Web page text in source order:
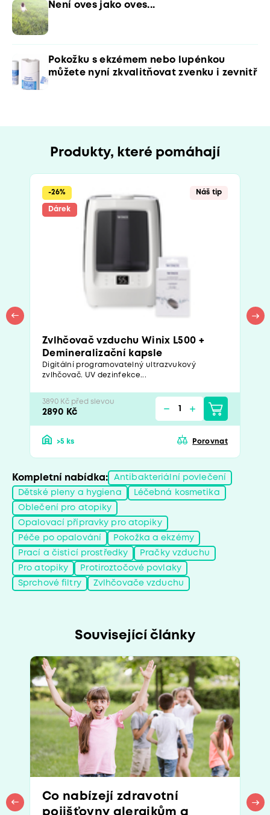
Není oves jako oves...
Pokožku s ekzémem nebo lupénkou
můžete nyní zkvalitňovat zvenku i zevnitř
Produkty, které pomáhají
Dárek
-26% Náš tip
Zvlhčovač vzduchu Winix L500 +
Demineralizační kapsle
Digitální programovatelný ultrazvukový
zvlhčovač. UV dezinfekce...
3890 Kč před slevou
2890 Kč
>5 ks Porovnat
Kompletní nabídka: Antibakteriální povlečení
Dětské pleny a hygiena Léčebná kosmetika
Oblečení pro atopiky
Opalovací přípravky pro atopiky
Péče po opalování Pokožka a ekzémy
Prací a čisticí prostředky Pračky vzduchu
Pro atopiky Protiroztočové povlaky
Sprchové filtry Zvlhčovače vzduchu
Související články
Co nabízejí zdravotní
pojišťovny alergikům a